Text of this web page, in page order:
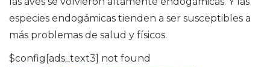
especies endogámicas tienden a ser susceptibles a
más problemas de salud y físicos.
$config[ads_text3] not found